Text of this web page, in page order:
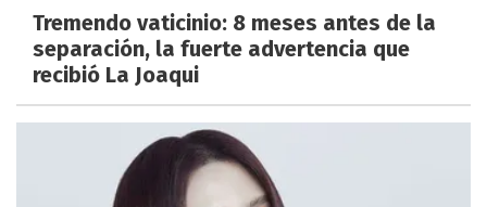
Tremendo vaticinio: 8 meses antes de la
separación, la fuerte advertencia que
recibió La Joaqui